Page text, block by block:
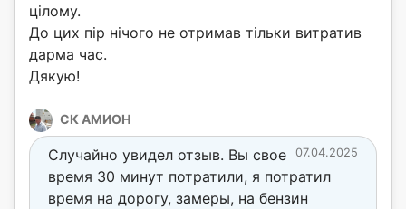
цілому.
До цих пір нічого не отримав тільки витратив
дарма час.
Дякую!
СК АМИОН
07.04.2025
Случайно увидел отзыв. Вы свое
время 30 минут потратили, я потратил
время на дорогу, замеры, на бензин